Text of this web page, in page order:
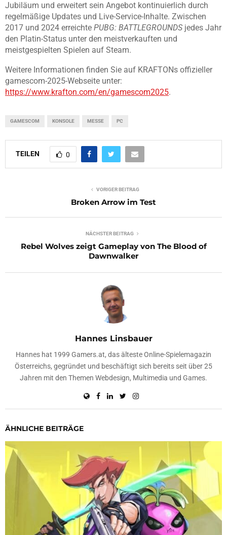
Jubiläum und erweitert sein Angebot kontinuierlich durch
regelmäßige Updates und Live-Service-Inhalte. Zwischen
2017 und 2024 erreichte PUBG: BATTLEGROUNDSjedes Jahr
den Platin-Status unter den meistverkauften und
meistgespielten Spielen auf Steam.
Weitere Informationen finden Sie auf KRAFTONs offizieller
gamescom-2025-Webseite unter:
https://www.krafton.com/en/gamescom2025.
GAMESCOM KONSOLE MESSE PC
TEILEN 0
VORIGER BEITRAG
Broken Arrow im Test
NÄCHSTER BEITRAG
Rebel Wolves zeigt Gameplay von The Blood of
Dawnwalker
Hannes Linsbauer
Hannes hat 1999 Gamers.at, das älteste Online-Spielemagazin
Österreichs, gegründet und beschäftigt sich bereits seit über 25
Jahren mit den Themen Webdesign, Multimedia und Games.
ÄHNLICHE BEITRÄGE